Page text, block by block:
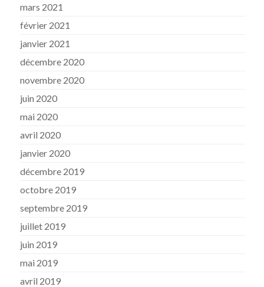
mars 2021
février 2021
janvier 2021
décembre 2020
novembre 2020
juin 2020
mai 2020
avril 2020
janvier 2020
décembre 2019
octobre 2019
septembre 2019
juillet 2019
juin 2019
mai 2019
avril 2019